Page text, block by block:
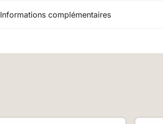
Informations complémentaires